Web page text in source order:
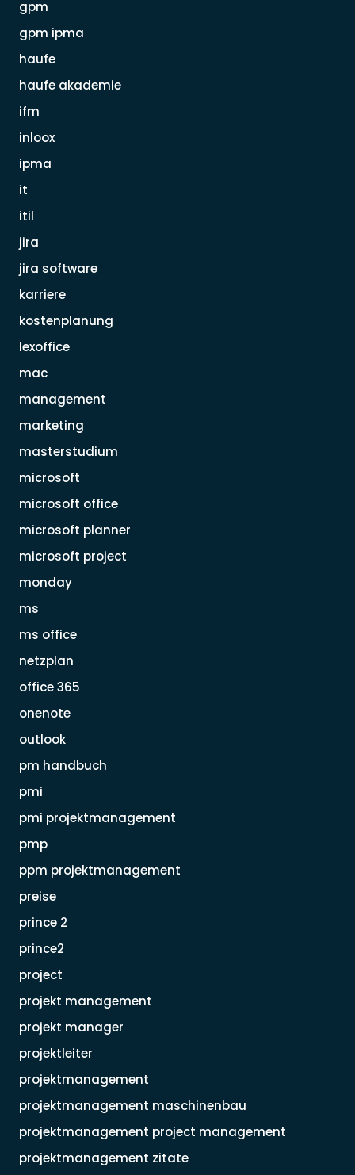
gpm
gpm ipma
haufe
haufe akademie
ifm
inloox
ipma
it
itil
jira
jira software
karriere
kostenplanung
lexoffice
mac
management
marketing
masterstudium
microsoft
microsoft office
microsoft planner
microsoft project
monday
ms
ms office
netzplan
office 365
onenote
outlook
pm handbuch
pmi
pmi projektmanagement
pmp
ppm projektmanagement
preise
prince 2
prince2
project
projekt management
projekt manager
projektleiter
projektmanagement
projektmanagement maschinenbau
projektmanagement project management
projektmanagement zitate